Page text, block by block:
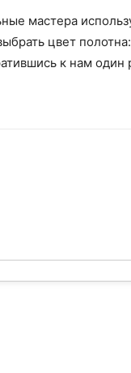
мастера
цвет
к нам